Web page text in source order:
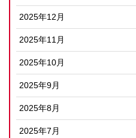
2025年12月
2025年11月
2025年10月
2025年9月
2025年8月
2025年7月